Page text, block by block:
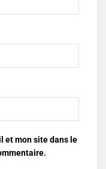
et mon site dans le